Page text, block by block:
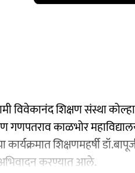
विवेकानंद शिक्षण संस्था
काळभोर
शिक्षणमहर्षी
करण्यात आले.